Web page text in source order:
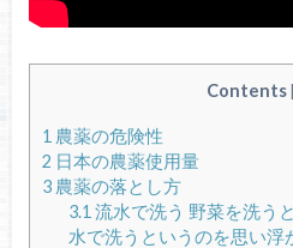
Contents
1 農薬の危険性
2 日本の農薬使用量
3農薬の落とし方
3.1 流水で洗う 野菜を洗う
水で洗うというのを思い浮